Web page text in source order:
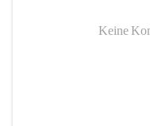
Keine